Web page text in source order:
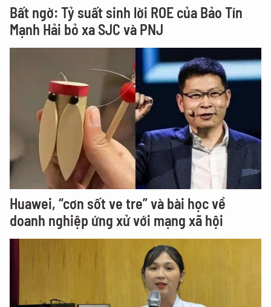
Bất ngờ: Tỷ suất sinh lời ROE của Bảo Tín
Mạnh Hải bỏ xa SJC và PNJ
Huawei, “cơn sốt ve tre” và bài học về
doanh nghiệp ứng xử với mạng xã hội